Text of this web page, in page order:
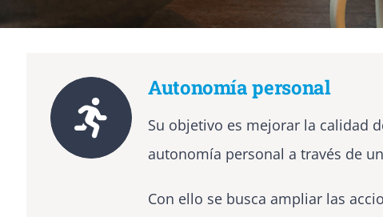
Autonomía personal
Su objetivo es mejorar la calidad
autonomía personal a través de
Con ello se busca ampliar las